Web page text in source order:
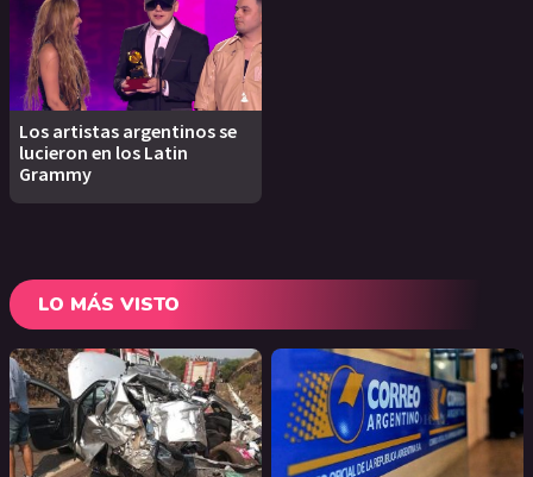
Los artistas argentinos se
lucieron en los Latin
Grammy
LO MÁS VISTO